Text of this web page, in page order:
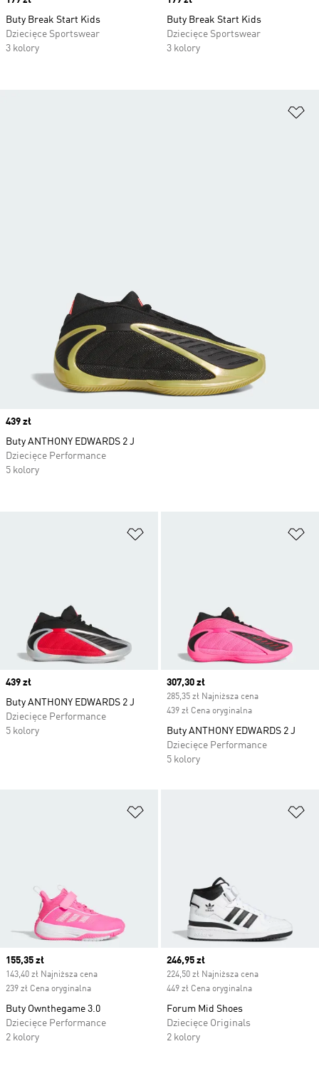
Buty Break Start Kids
Dziecięce Sportswear
3 kolory
Buty Break Start Kids
Dziecięce Sportswear
3 kolory
Price
439 zł
Buty ANTHONY EDWARDS 2 J
Dziecięce Performance
5 kolory
Current price
307,30 zł
285,35 zł Najniższa cena
439 zł Cena oryginalna
Buty ANTHONY EDWARDS 2 J
Dziecięce Performance
5 kolory
Current price
155,35 zł
143,40 zł Najniższa cena
239 zł Cena oryginalna
Buty Ownthegame 3.0
Dziecięce Performance
2 kolory
Current price
246,95 zł
224,50 zł Najniższa cena
449 zł Cena oryginalna
Forum Mid Shoes
Dziecięce Originals
2 kolory
Price
439 zł
Buty ANTHONY EDWARDS 2 J
Dziecięce Performance
5 kolory